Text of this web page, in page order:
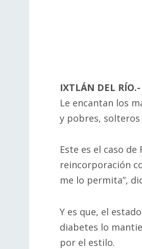
IXTLÁN DEL RÍO.-
Le encantan los
y pobres,
Este es el caso
reincorporación
me lo permita”,
Y es que, el
diabetes lo
por el estilo.